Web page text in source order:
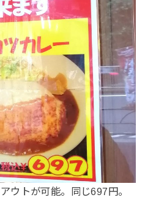
ウトが可能。同じ697円。